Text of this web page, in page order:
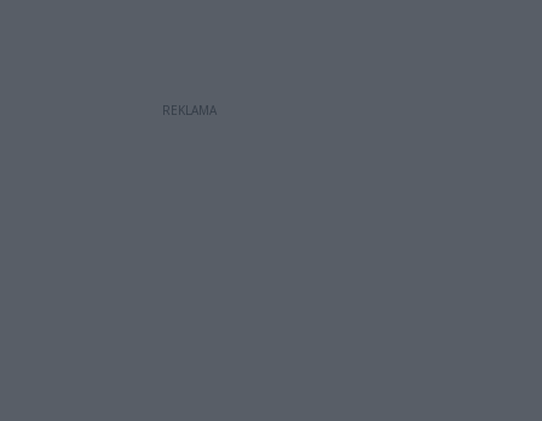
REKLAMA